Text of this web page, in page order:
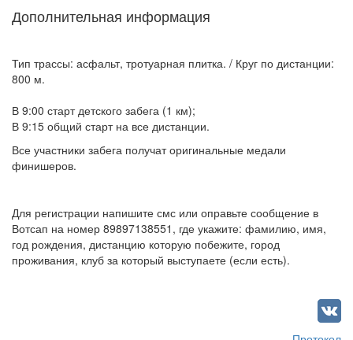
Дополнительная информация
Тип трассы: асфальт, тротуарная плитка. / Круг по дистанции:
800 м.
В 9:00 старт детского забега (1 км);
В 9:15 общий старт на все дистанции.
Все участники забега получат оригинальные медали
финишеров.
Для регистрации напишите смс или оправьте сообщение в
Вотсап на номер 89897138551, где укажите: фамилию, имя,
год рождения, дистанцию которую побежите, город
проживания, клуб за который выступаете (если есть).